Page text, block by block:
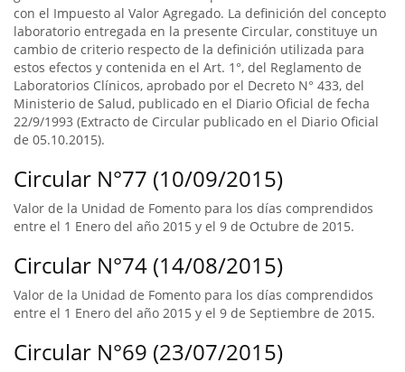
con el Impuesto al Valor Agregado. La definición del concepto
laboratorio entregada en la presente Circular, constituye un
cambio de criterio respecto de la definición utilizada para
estos efectos y contenida en el Art. 1°, del Reglamento de
Laboratorios Clínicos, aprobado por el Decreto N° 433, del
Ministerio de Salud, publicado en el Diario Oficial de fecha
22/9/1993 (Extracto de Circular publicado en el Diario Oficial
de 05.10.2015).
Circular N°77 (10/09/2015)
Valor de la Unidad de Fomento para los días comprendidos
entre el 1 Enero del año 2015 y el 9 de Octubre de 2015.
Circular N°74 (14/08/2015)
Valor de la Unidad de Fomento para los días comprendidos
entre el 1 Enero del año 2015 y el 9 de Septiembre de 2015.
Circular N°69 (23/07/2015)